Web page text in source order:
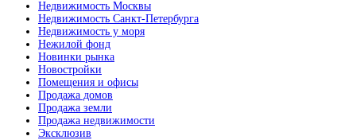
Недвижимость Москвы
Недвижимость Санкт-Петербурга
Недвижимость у моря
Нежилой фонд
Новинки рынка
Новостройки
Помещения и офисы
Продажа домов
Продажа земли
Продажа недвижимости
Эксклюзив